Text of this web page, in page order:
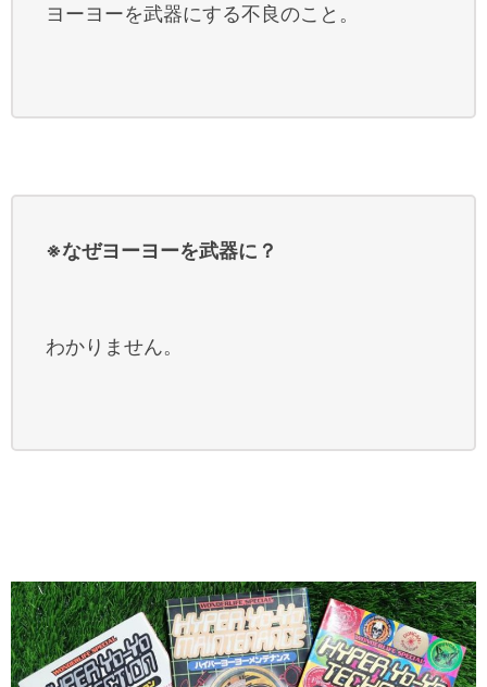
ヨーヨーを武器にする不良のこと。
※なぜヨーヨーを武器に？
わかりません。